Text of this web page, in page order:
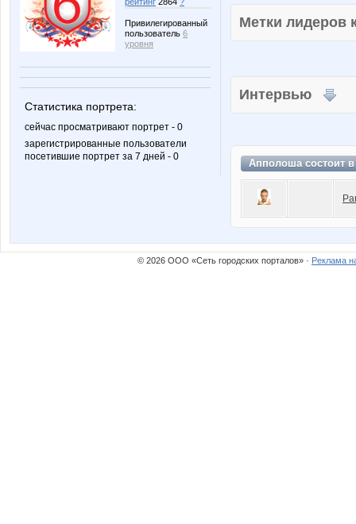
Привилегированный
пользователь 6
уровня
Статистика портрета:
сейчас просматривают портрет - 0
зарегистрированные пользователи
посетившие портрет за 7 дней - 0
Метки
Интервью
Апполоша состоит
© 2026 ООО «Сеть городских порталов» · Реклама